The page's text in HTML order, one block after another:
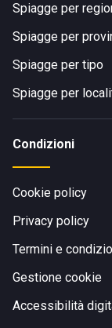
Spiagge per
Spiagge per
Spiagge per tipo
Spiagge per
Condizioni
Cookie policy
Privacy policy
Termini e
Gestione cookie
Accessibilità